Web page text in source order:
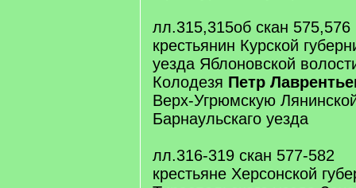
лл.315,315об скан 575,576
крестьянин Курской
уезда Яблоновской
Колодезя Петр
Верх-Угрюмскую
Барнаульскаго уезда
лл.316-319 скан 577-582
крестьяне Херсонской